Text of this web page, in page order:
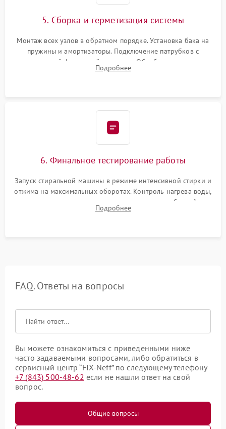
5. Сборка и герметизация системы
Монтаж всех узлов в обратном порядке. Установка бака на
пружины и амортизаторы. Подключение патрубков с
надежной фиксацией хомутами. Обработка стыков
герметиком для предотвращения возможных протечек воды.
Подробнее
6. Финальное тестирование работы
Запуск стиральной машины в режиме интенсивной стирки и
отжима на максимальных оборотах. Контроль нагрева воды,
корректности слива, отсутствия излишних вибраций,
посторонних стуков и протечек под корпусом.
Подробнее
FAQ. Ответы на вопросы
Вы можете ознакомиться с приведенными ниже
часто задаваемыми вопросами, либо обратиться в
сервисный центр “FIX-Neff” по следующему телефону
+7 (843) 500-48-62 если не нашли ответ на свой
вопрос.
Общие вопросы